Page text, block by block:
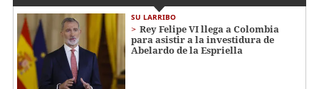
SU LARRIBO
Rey Felipe VI llega a Colombia
para asistir a la investidura de
Abelardo de la Espriella